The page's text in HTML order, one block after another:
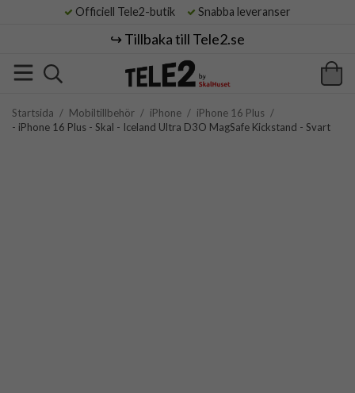
Officiell Tele2-butik Snabba leveranser
↪️ Tillbaka till Tele2.se
Startsida / Mobiltillbehör / iPhone / iPhone 16 Plus /
- iPhone 16 Plus - Skal - Iceland Ultra D3O MagSafe Kickstand - Svart